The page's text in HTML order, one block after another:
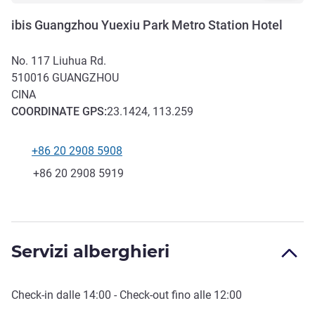
ibis Guangzhou Yuexiu Park Metro Station Hotel
No. 117 Liuhua Rd.
510016 GUANGZHOU
CINA
COORDINATE GPS:23.1424, 113.259
Telefono
+86 20 2908 5908
Fax
+86 20 2908 5919
Servizi alberghieri
Check-in dalle 14:00 - Check-out fino alle 12:00